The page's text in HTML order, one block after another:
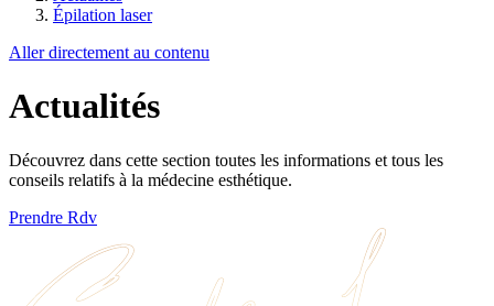
Épilation laser
Aller directement au contenu
Actualités
Découvrez dans cette section toutes les informations et tous les
conseils relatifs à la médecine esthétique.
Prendre Rdv